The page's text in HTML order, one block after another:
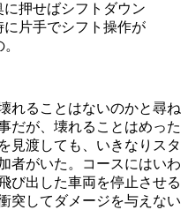
に押せばシフトダウン
片手でシフト操作が
れることはないのかと尋ね
だが、壊れることはめった
見渡しても、いきなりスタ
者がいた。コースにはいわ
び出した車両を停止させる
突してダメージを与えない